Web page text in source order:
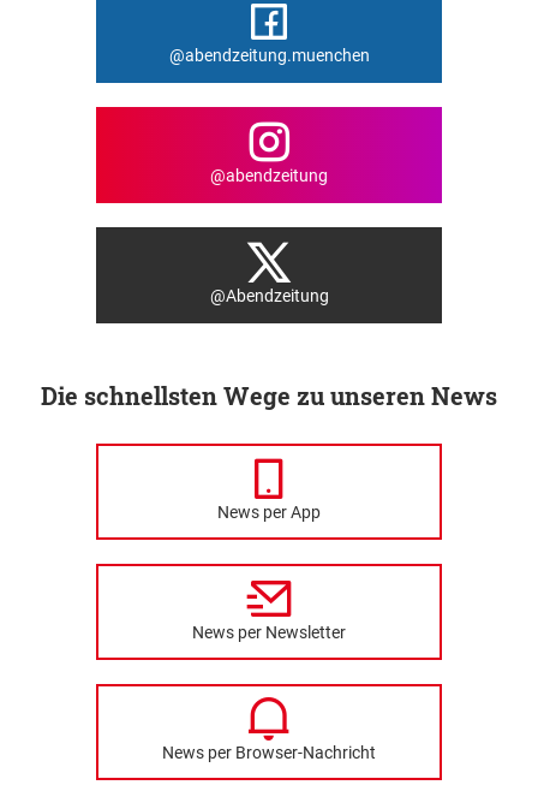
@abendzeitung.muenchen
@abendzeitung
@Abendzeitung
Die schnellsten Wege zu unseren News
News per App
News per Newsletter
News per Browser-Nachricht